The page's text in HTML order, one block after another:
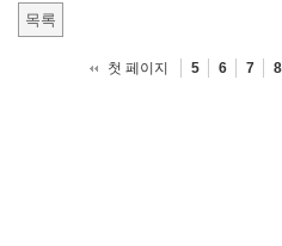
목록
첫 페이지 5 6 7 8